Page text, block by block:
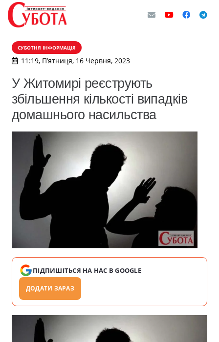
СУБОТНЯ ІНФОРМАЦІЯ
11:19, П’ятниця, 16 Червня, 2023
У Житомирі реєструють
збільшення кількості випадків
домашнього насильства
ПІДПИШІТЬСЯ НА НАС В GOOGLE
ДОДАТИ ЗАРАЗ